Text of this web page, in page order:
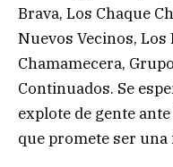
Brava, Los Chaque
Nuevos Vecinos,
Chamamecera,
Continuados. Se
explote de gente
que promete ser